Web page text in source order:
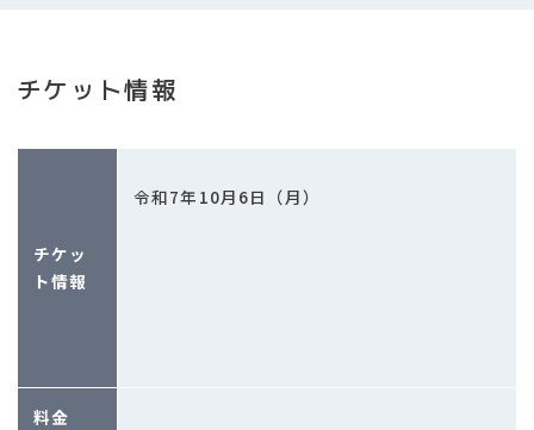
チケット情報
チケッ
ト情報
令和7年10月6日（月）
料金